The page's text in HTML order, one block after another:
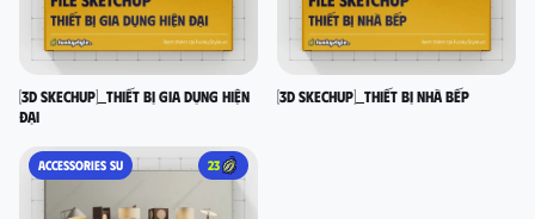
[3D SKECHUP]_Thiết bị gia dụng hiện
đại
[3D SKECHUP]_Thiết bị nhà bếp
ACCESSORIES SU 23